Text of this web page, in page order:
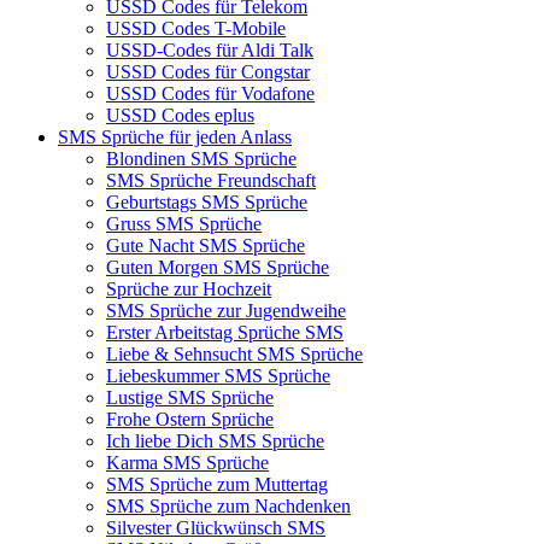
USSD Codes für Telekom
USSD Codes T-Mobile
USSD-Codes für Aldi Talk
USSD Codes für Congstar
USSD Codes für Vodafone
USSD Codes eplus
SMS Sprüche für jeden Anlass
Blondinen SMS Sprüche
SMS Sprüche Freundschaft
Geburtstags SMS Sprüche
Gruss SMS Sprüche
Gute Nacht SMS Sprüche
Guten Morgen SMS Sprüche
Sprüche zur Hochzeit
SMS Sprüche zur Jugendweihe
Erster Arbeitstag Sprüche SMS
Liebe & Sehnsucht SMS Sprüche
Liebeskummer SMS Sprüche
Lustige SMS Sprüche
Frohe Ostern Sprüche
Ich liebe Dich SMS Sprüche
Karma SMS Sprüche
SMS Sprüche zum Muttertag
SMS Sprüche zum Nachdenken
Silvester Glückwünsch SMS